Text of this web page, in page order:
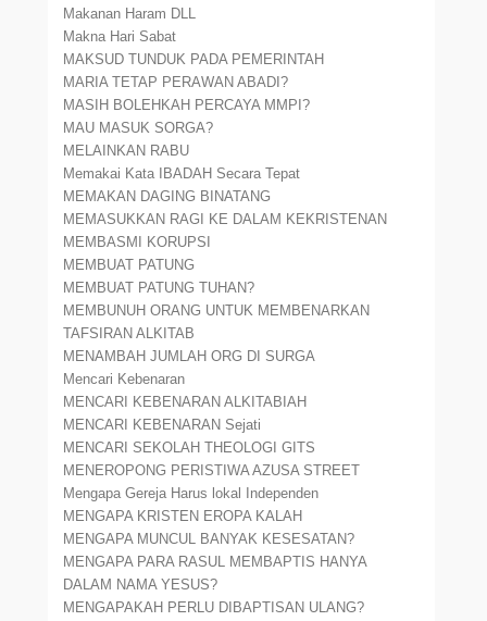
Makanan Haram DLL
Makna Hari Sabat
MAKSUD TUNDUK PADA PEMERINTAH
MARIA TETAP PERAWAN ABADI?
MASIH BOLEHKAH PERCAYA MMPI?
MAU MASUK SORGA?
MELAINKAN RABU
Memakai Kata IBADAH Secara Tepat
MEMAKAN DAGING BINATANG
MEMASUKKAN RAGI KE DALAM KEKRISTENAN
MEMBASMI KORUPSI
MEMBUAT PATUNG
MEMBUAT PATUNG TUHAN?
MEMBUNUH ORANG UNTUK MEMBENARKAN
TAFSIRAN ALKITAB
MENAMBAH JUMLAH ORG DI SURGA
Mencari Kebenaran
MENCARI KEBENARAN ALKITABIAH
MENCARI KEBENARAN Sejati
MENCARI SEKOLAH THEOLOGI GITS
MENEROPONG PERISTIWA AZUSA STREET
Mengapa Gereja Harus lokal Independen
MENGAPA KRISTEN EROPA KALAH
MENGAPA MUNCUL BANYAK KESESATAN?
MENGAPA PARA RASUL MEMBAPTIS HANYA
DALAM NAMA YESUS?
MENGAPAKAH PERLU DIBAPTISAN ULANG?